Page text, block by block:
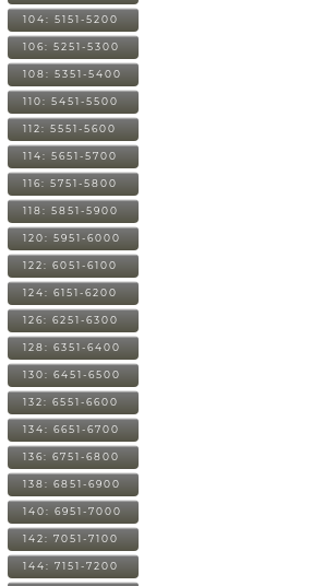
104: 5151-5200
106: 5251-5300
108: 5351-5400
110: 5451-5500
112: 5551-5600
114: 5651-5700
116: 5751-5800
118: 5851-5900
120: 5951-6000
122: 6051-6100
124: 6151-6200
126: 6251-6300
128: 6351-6400
130: 6451-6500
132: 6551-6600
134: 6651-6700
136: 6751-6800
138: 6851-6900
140: 6951-7000
142: 7051-7100
144: 7151-7200